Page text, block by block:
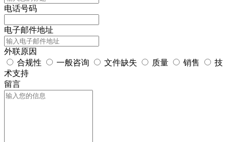
电话号码
电子邮件地址
外联原因
合规性
一般咨询 文件缺失 质量 销售
技
术支持
留言